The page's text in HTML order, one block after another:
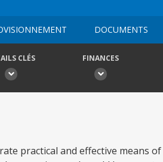
DOCUMENTS
CLÉS FINANCES
practical and effective means